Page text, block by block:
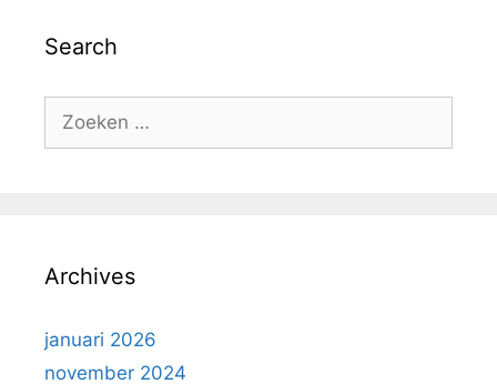
Search
Zoek
Archives
januari 2026
november 2024